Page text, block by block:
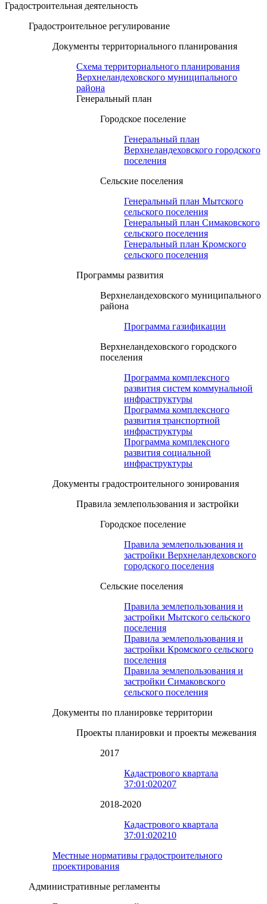
Градостроительная деятельность
Градостроительное регулирование
Документы территориального планирования
Схема территориального планирования
Верхнеландеховского муниципального
района
Генеральный план
Городское поселение
Генеральный план
Верхнеландеховского городского
поселения
Сельские поселения
Генеральный план Мытского
сельского поселения
Генеральный план Симаковского
сельского поселения
Генеральный план Кромского
сельского поселения
Программы развития
Верхнеландеховского муниципального
района
Программа газификации
Верхнеландеховского городского
поселения
Программа комплексного
развития систем коммунальной
инфраструктуры
Программа комплексного
развития транспортной
инфраструктуры
Программа комплексного
развития социальной
инфраструктуры
Документы градостроительного зонирования
Правила землепользования и застройки
Городское поселение
Правила землепользования и
застройки Верхнеландеховского
городского поселения
Сельские поселения
Правила землепользования и
застройки Мытского сельского
поселения
Правила землепользования и
застройки Кромского сельского
поселения
Правила землепользования и
застройки Симаковского
сельского поселения
Документы по планировке территории
Проекты планировки и проекты межевания
2017
Кадастрового квартала
37:01:020207
2018-2020
Кадастрового квартала
37:01:020210
Местные нормативы градостроительного
проектирования
Административные регламенты